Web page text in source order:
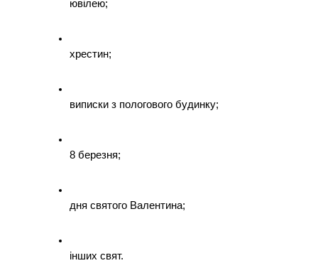
ювілею;
хрестин;
виписки з пологового будинку;
8 березня;
дня святого Валентина;
інших свят.